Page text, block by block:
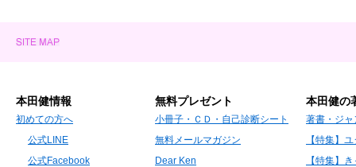
本田健情報
初めての方へ
公式LINE
公式Facebook
無料プレゼント
小冊子・ＣＤ・自己診断シート
無料メールマガジン
Dear Ken
本田健の
著書・ジャ
【特集】
【特集】